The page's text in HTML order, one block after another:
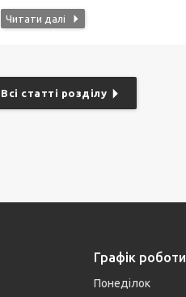
Всі статті розділу
Графік роботи
Понеділок